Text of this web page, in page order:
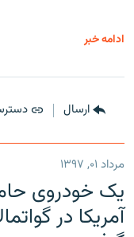
ادامه خبر
ارسال
مرداد ۰۱, ۱۳۹۷
یک خودروی
آمریکا در